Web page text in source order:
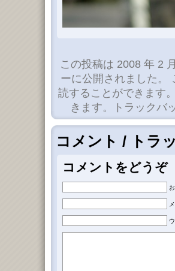
この投稿は 2008 年 2
ーに公開されました。
読することができます
きます。トラックバ
コメント / トラ
コメントをどうぞ